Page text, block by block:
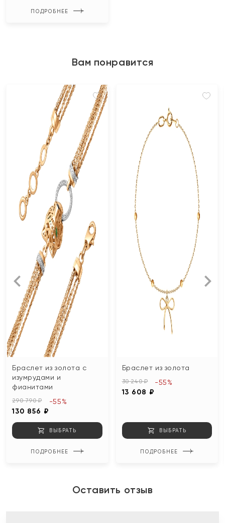
ПОДРОБНЕЕ
Вам понравится
Браслет из золота с
изумрудами и
фианитами
290 790 ₽
130 856 ₽
-55%
ВЫБРАТЬ
ПОДРОБНЕЕ
Браслет из золота
30 240 ₽
13 608 ₽
-55%
ВЫБРАТЬ
ПОДРОБНЕЕ
Оставить отзыв